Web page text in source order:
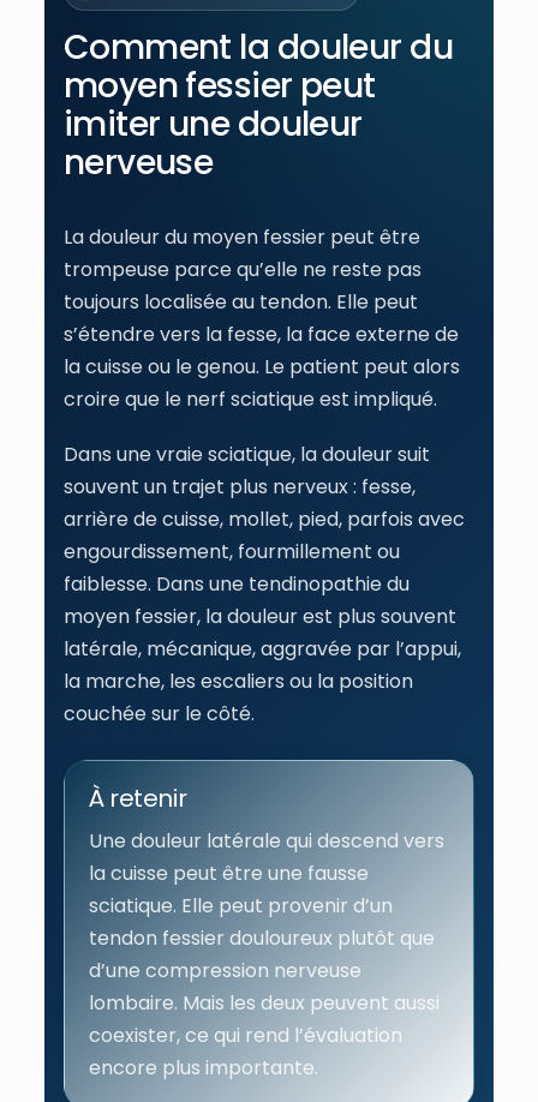
Comment la douleur du
moyen fessier peut
imiter une douleur
nerveuse
La douleur du moyen fessier peut être
trompeuse parce qu’elle ne reste pas
toujours localisée au tendon. Elle peut
s’étendre vers la fesse, la face externe de
la cuisse ou le genou. Le patient peut alors
croire que le nerf sciatique est impliqué.
Dans une vraie sciatique, la douleur suit
souvent un trajet plus nerveux : fesse,
arrière de cuisse, mollet, pied, parfois avec
engourdissement, fourmillement ou
faiblesse. Dans une tendinopathie du
moyen fessier, la douleur est plus souvent
latérale, mécanique, aggravée par l’appui,
la marche, les escaliers ou la position
couchée sur le côté.
À retenir
Une douleur latérale qui descend vers
la cuisse peut être une fausse
sciatique. Elle peut provenir d’un
tendon fessier douloureux plutôt que
d’une compression nerveuse
lombaire. Mais les deux peuvent aussi
coexister, ce qui rend l’évaluation
encore plus importante.